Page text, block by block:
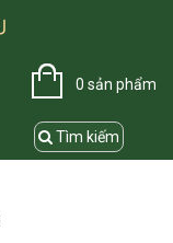
0 sản phẩm
Tìm kiếm